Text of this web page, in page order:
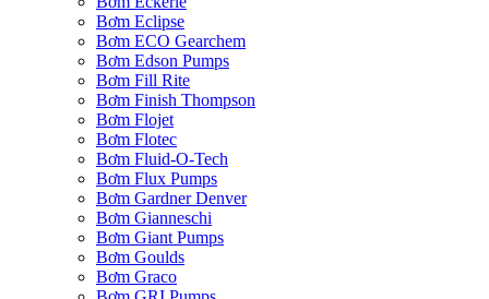
Bơm Eclipse
Bơm ECO Gearchem
Bơm Edson Pumps
Bơm Fill Rite
Bơm Finish Thompson
Bơm Flojet
Bơm Flotec
Bơm Fluid-O-Tech
Bơm Flux Pumps
Bơm Gardner Denver
Bơm Gianneschi
Bơm Giant Pumps
Bơm Goulds
Bơm Graco